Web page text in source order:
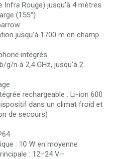
Infra Rouge) jusqu'à 4 mètres
(155°)
jusqu’à 1700 m en champ
intégrés
g/n à 2,4 GHz, jusqu'à 2
rechargeable : Li-ion 600
dans un climat froid et
de secours)
: 10 W en moyenne
: 12–24 V⎓